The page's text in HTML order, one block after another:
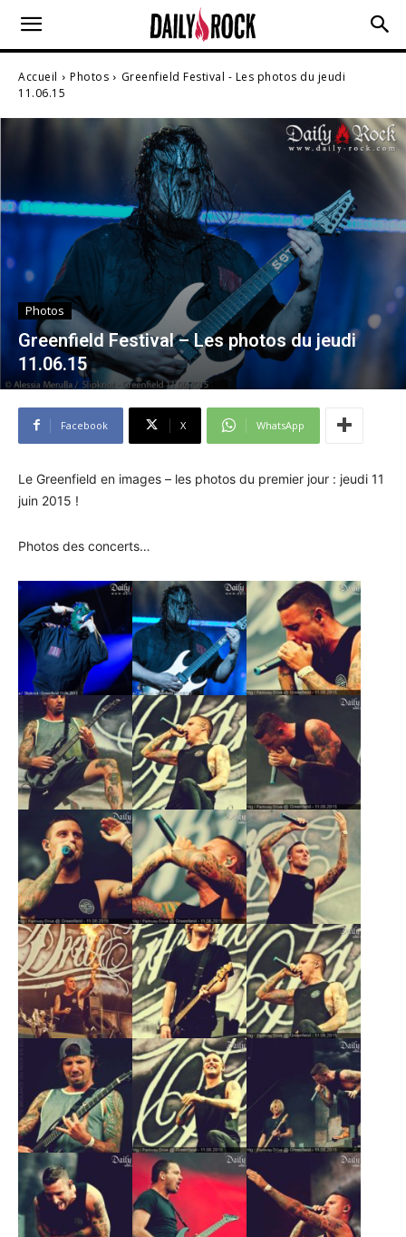
Accueil Photos
Greenfield Festival - Les photos du jeudi
11.06.15
Photos
Greenfield Festival – Les photos du jeudi
11.06.15
Facebook X WhatsApp
Le Greenfield en images – les photos du premier jour : jeudi 11
juin 2015 !
Photos des concerts…